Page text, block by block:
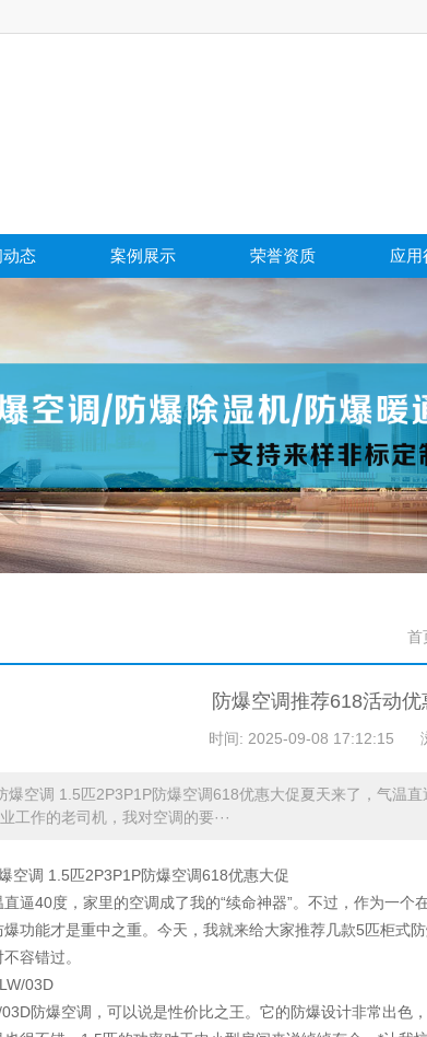
动态 案例展示 荣誉资质 应用
首
防爆空调推荐618活动
时间: 2025-09-08 17:12:15
爆空调 1.5匹2P3P1P防爆空调618优惠大促夏天来了，气温
工作的老司机，我对空调的要···
空调 1.5匹2P3P1P防爆空调618优惠大促
逼40度，家里的空调成了我的“续命神器”。不过，作为一
功能才是重中之重。今天，我就来给大家推荐几款5匹柜式
容错过。
03D
防爆空调，可以说是性价比之王。它的防爆设计非常出色